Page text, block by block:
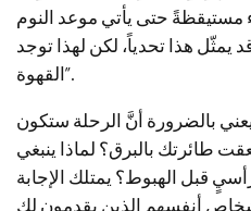
مستيقظةً حتى يأتي موعد النوم
هذا تحدياً، لكن لهذا توجد
القهوة”.
بالضرورة أنَّ الرحلة ستكون
طائرتك بالبرق؟ لماذا ينبغي
قبل الهبوط؟ يمتلك الإجابة
أنفسهم الذين يقدمون لك